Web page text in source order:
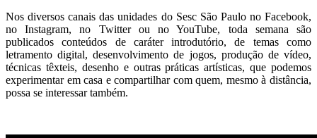
Nos diversos canais das unidades do Sesc São Paulo no Facebook,
no Instagram, no Twitter ou no YouTube, toda semana são
publicados conteúdos de caráter introdutório, de temas como
letramento digital, desenvolvimento de jogos, produção de vídeo,
técnicas têxteis, desenho e outras práticas artísticas, que podemos
experimentar em casa e compartilhar com quem, mesmo à distância,
possa se interessar também.